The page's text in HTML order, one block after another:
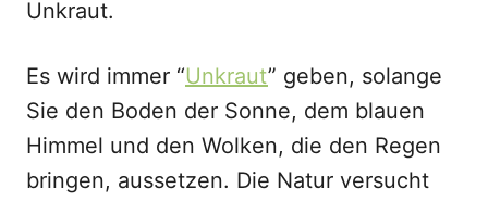
Unkraut.
Es wird immer “Unkraut” geben, solange
Sie den Boden der Sonne, dem blauen
Himmel und den Wolken, die den Regen
bringen, aussetzen. Die Natur versucht